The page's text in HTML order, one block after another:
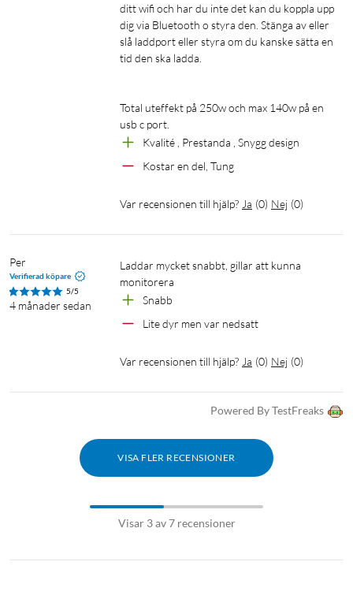
ditt wifi och har du inte det kan du koppla upp
dig via Bluetooth o styra den. Stänga av eller
slå laddport eller styra om du kanske sätta en
tid den ska ladda.
Total uteffekt på 250w och max 140w på en
usb c port.
Kvalité , Prestanda , Snygg design
Kostar en del, Tung
Var recensionen till hjälp? Ja (0) Nej (0)
Per
Verifierad köpare
5/5
4 månader sedan
Laddar mycket snabbt, gillar att kunna
monitorera
Snabb
Lite dyr men var nedsatt
Var recensionen till hjälp? Ja (0) Nej (0)
Powered By TestFreaks
VISA FLER RECENSIONER
Visar 3 av 7 recensioner